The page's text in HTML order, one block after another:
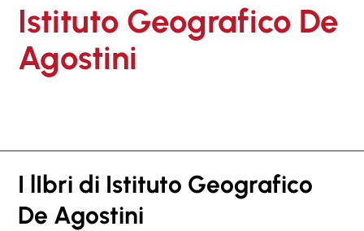
Istituto Geografico De
Agostini
I lIbri di Istituto Geografico
De Agostini